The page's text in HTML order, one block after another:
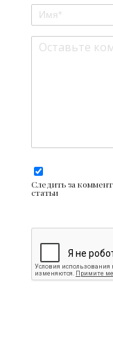
Следить за
статьи